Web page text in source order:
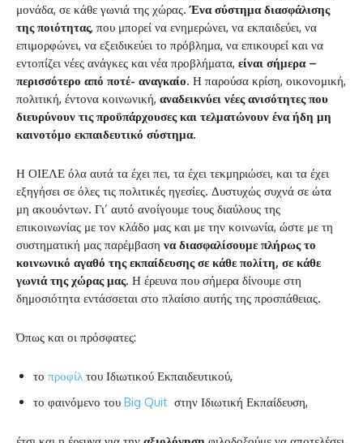
μονάδα, σε κάθε γωνιά της χώρας.Ένα σύστημα διασφάλισης
της ποιότητας, που μπορεί να ενημερώνει, να εκπαιδεύει, να
επιμορφώνει, να εξειδικεύει το πρόβλημα, να επικουρεί και να
εντοπίζει νέες ανάγκες και νέα προβλήματα, είναι σήμερα –
περισσότερο από ποτέ- αναγκαίο. Η παρούσα κρίση, οικονομική,
πολιτική, έντονα κοινωνική, αναδεικνύει νέες ανισότητες που
διευρύνουν τις προϋπάρχουσες και τελματώνουν ένα ήδη μη
καινοτόμο εκπαιδευτικό σύστημα.
Η ΟΙΕΛΕ όλα αυτά τα έχει πει, τα έχει τεκμηριώσει, και τα έχει
εξηγήσει σε όλες τις πολιτικές ηγεσίες. Δυστυχώς συχνά σε ώτα
μη ακουόντων. Γι’ αυτό ανοίγουμε τους διαύλους της
επικοινωνίας με τον κλάδο μας και με την κοινωνία, ώστε με τη
συστηματική μας παρέμβαση να διασφαλίσουμε πλήρως το
κοινωνικό αγαθό της εκπαίδευσης σε κάθε πολίτη, σε κάθε
γωνιά της χώρας μας. Η έρευνα που σήμερα δίνουμε στη
δημοσιότητα εντάσσεται στο πλαίσιο αυτής της προσπάθειας.
Όπως και οι πρόσφατες:
το προφίλ του Ιδιωτικού Εκπαιδευτικού,
το φαινόμενο του Big Quit στην Ιδιωτική Εκπαίδευση,